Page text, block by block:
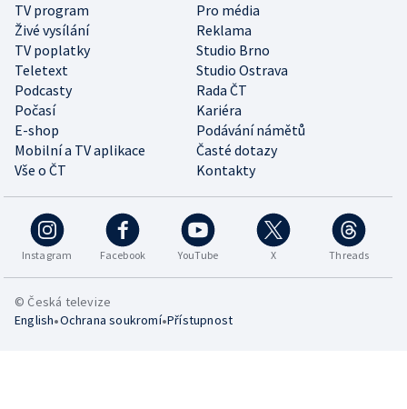
TV program
Pro média
Živé vysílání
Reklama
TV poplatky
Studio Brno
Teletext
Studio Ostrava
Podcasty
Rada ČT
Počasí
Kariéra
E-shop
Podávání námětů
Mobilní a TV aplikace
Časté dotazy
Vše o ČT
Kontakty
Instagram Facebook YouTube X Threads
© Česká televize
English•Ochrana soukromí•Přístupnost